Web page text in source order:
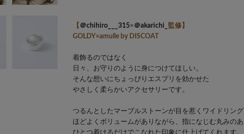
【 ＠chihiro___315× ＠akarichi_ 監修】
GOLDY×amulle by DISCOAT
着飾るのではなく
日々、お守りのように身につけてほしい。
そんな想いにちょっぴりエスプリを効かせた
やさしく柔らかいアクセサリーです。
つるんとしたマーブルストーンが目を惹くワイドリング
ほどよくボリュームがありながら、指になじむ丸みのあ
ひとつ着けるだけでこなれた印象に仕上げてくれます。